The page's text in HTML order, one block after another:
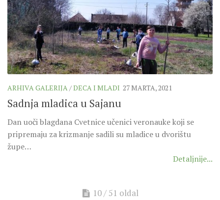
ARHIVA GALERIJA /DECA I MLADI 27 MARTA, 2021
Sadnja mladica u Sajanu
Dan uoči blagdana Cvetnice učenici veronauke koji se
pripremaju za krizmanje sadili su mladice u dvorištu
župe…
Detaljnije...
10 / 51 oldal